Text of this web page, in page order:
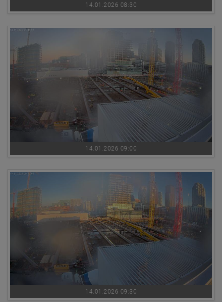
14.01.2026 08:30
14.01.2026 09:00
14.01.2026 09:30